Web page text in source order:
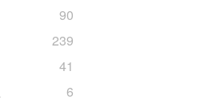
90
239
41
6